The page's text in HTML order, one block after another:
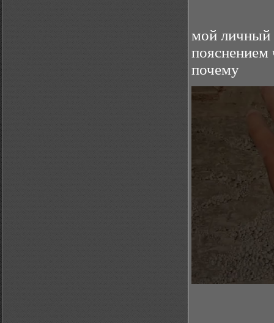
мой личный
пояснением
почему